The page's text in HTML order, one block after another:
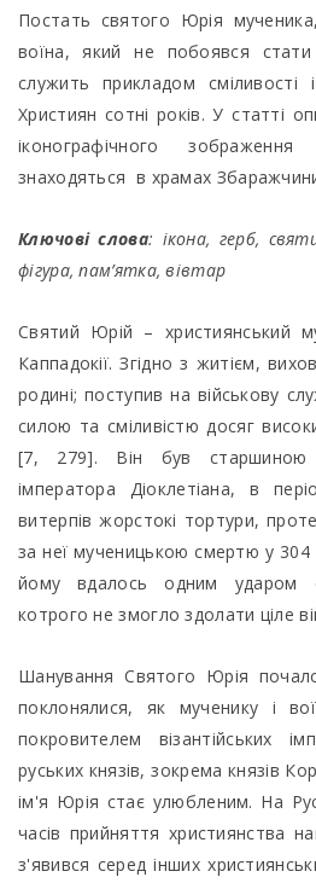
Постать святого Юрія
воїна, який не побоявся
служить прикладом сміливості
Християн сотні років. У статті
іконографічного
знаходяться в храмах
Ключові слова: ікона, герб,
фігура, пам’ятка, вівтар
Святий Юрій – християнський
Каппадокії. Згідно з житієм,
родині; поступив на військову
силою та сміливістю досяг
[7, 279]. Він був старшиною
імператора Діоклетіана, в
витерпів жорстокі тортури,
за неї мученицькою смертю у 304
йому вдалось одним ударом
котрого не змогло здолати ціле
Шанування Святого Юрія
поклонялися, як мученику і
покровителем візантійських
руських князів, зокрема князів
ім'я Юрія стає улюбленим. На
часів прийняття християнства
з'явився серед інших